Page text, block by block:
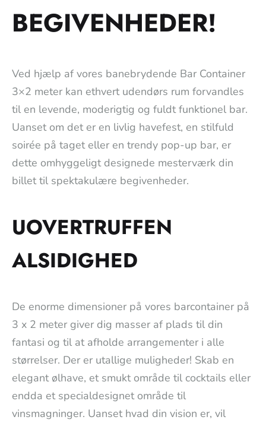
BEGIVENHEDER!
Ved hjælp af vores banebrydende Bar Container
3×2 meter kan ethvert udendørs rum forvandles
til en levende, moderigtig og fuldt funktionel bar.
Uanset om det er en livlig havefest, en stilfuld
soirée på taget eller en trendy pop-up bar, er
dette omhyggeligt designede mesterværk din
billet til spektakulære begivenheder.
UOVERTRUFFEN
ALSIDIGHED
De enorme dimensioner på vores barcontainer på
3 x 2 meter giver dig masser af plads til din
fantasi og til at afholde arrangementer i alle
størrelser. Der er utallige muligheder! Skab en
elegant ølhave, et smukt område til cocktails eller
endda et specialdesignet område til
vinsmagninger. Uanset hvad din vision er, vil